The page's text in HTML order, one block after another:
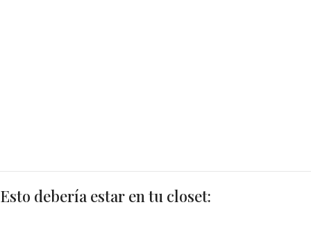
Esto debería estar en tu closet: